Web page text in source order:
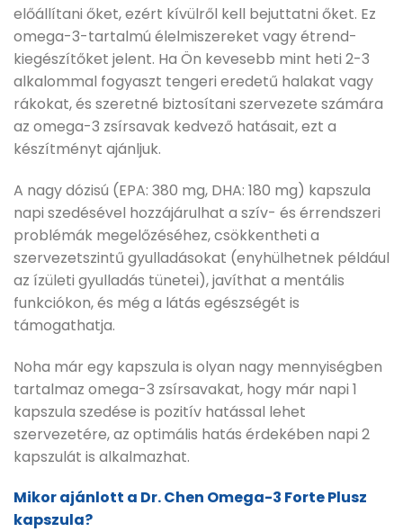
előállítani őket, ezért kívülről kell bejuttatni őket. Ez
omega-3-tartalmú élelmiszereket vagy étrend-
kiegészítőket jelent. Ha Ön kevesebb mint heti 2-3
alkalommal fogyaszt tengeri eredetű halakat vagy
rákokat, és szeretné biztosítani szervezete számára
az omega-3 zsírsavak kedvező hatásait, ezt a
készítményt ajánljuk.
A nagy dózisú (EPA: 380 mg, DHA: 180 mg) kapszula
napi szedésével hozzájárulhat a szív- és érrendszeri
problémák megelőzéséhez, csökkentheti a
szervezetszintű gyulladásokat (enyhülhetnek például
az ízületi gyulladás tünetei), javíthat a mentális
funkciókon, és még a látás egészségét is
támogathatja.
Noha már egy kapszula is olyan nagy mennyiségben
tartalmaz omega-3 zsírsavakat, hogy már napi 1
kapszula szedése is pozitív hatással lehet
szervezetére, az optimális hatás érdekében napi 2
kapszulát is alkalmazhat.
Mikor ajánlott a Dr. Chen Omega-3 Forte Plusz
kapszula?